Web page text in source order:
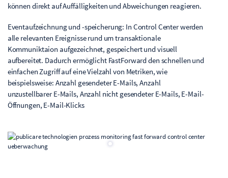
können direkt auf Auffälligkeiten und Abweichungen reagieren.
Eventaufzeichnung und -speicherung: In Control Center werden
alle relevanten Ereignisse rund um transaktionale
Kommuniktaion aufgezeichnet, gespeichert und visuell
aufbereitet. Dadurch ermöglicht FastForward den schnellen und
einfachen Zugriff auf eine Vielzahl von Metriken, wie
beispielsweise: Anzahl gesendeter E-Mails, Anzahl
unzustellbarer E-Mails, Anzahl nicht gesendeter E-Mails, E-Mail-
Öffnungen, E-Mail-Klicks